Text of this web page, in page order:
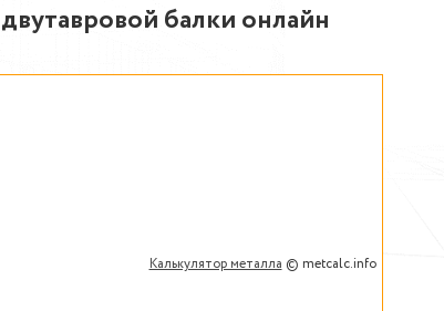
балки онлайн
Калькулятор металла © metcalc.info